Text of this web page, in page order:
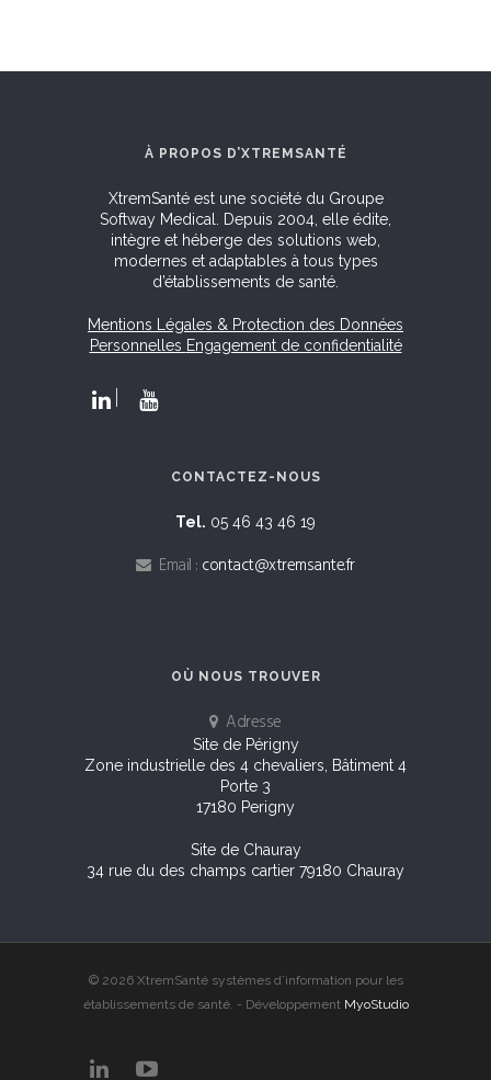
À PROPOS D’XTREMSANTÉ
XtremSanté est une société du Groupe
Softway Medical. Depuis 2004, elle édite,
intègre et héberge des solutions web,
modernes et adaptables à tous types
d’établissements de santé.
Mentions Légales & Protection des Données
Personnelles Engagement de confidentialité
CONTACTEZ-NOUS
Tel. 05 46 43 46 19
Email : contact@xtremsante.fr
OÙ NOUS TROUVER
Adresse
Site de Périgny
Zone industrielle des 4 chevaliers, Bâtiment 4
Porte 3
17180 Perigny
Site de Chauray
34 rue du des champs cartier 79180 Chauray
© 2026 XtremSanté systèmes d’information pour les
établissements de santé. - Développement MyoStudio